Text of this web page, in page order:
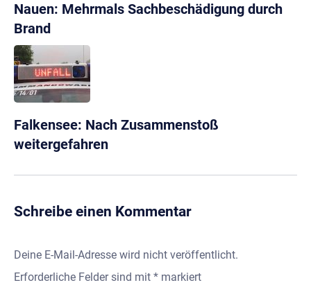
Nauen: Mehrmals Sachbeschädigung durch
Brand
Falkensee: Nach Zusammenstoß
weitergefahren
Schreibe einen Kommentar
Deine E-Mail-Adresse wird nicht veröffentlicht.
Erforderliche Felder sind mit * markiert